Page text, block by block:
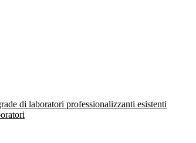
di laboratori professionalizzanti esistenti